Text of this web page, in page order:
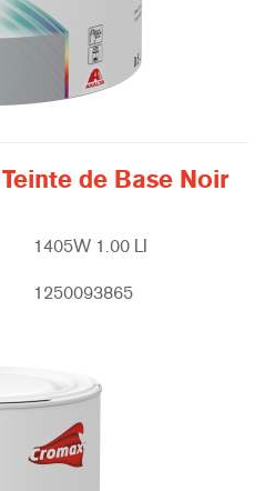
de Base Noir
1405W 1.00 LI
1250093865